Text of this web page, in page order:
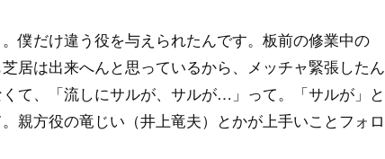
僕だけ違う役を与えられたんです。板前の修業中の
居は出来へんと思っているから、メッチャ緊張したん
て、「流しにサルが、サルが…」って。「サルが」と
親方役の竜じい（井上竜夫）とかが上手いことフォロ